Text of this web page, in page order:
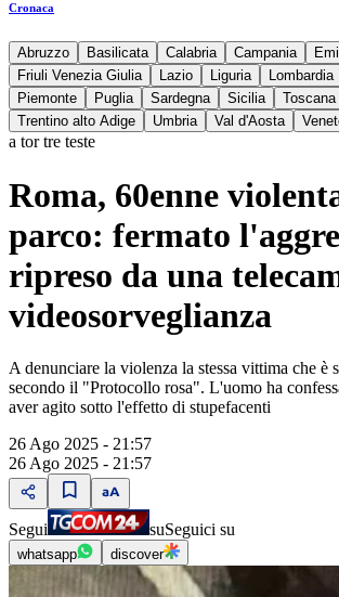
Cronaca
Abruzzo Basilicata Calabria Campania
Friuli Venezia Giulia
Lazio Liguria Lombardia
Piemonte
Puglia Sardegna Sicilia
Toscana
Trentino alto Adige
Umbria Val d'Aosta
a tor tre teste
Roma, 60enne
parco: fermato
ripreso da una
videosorveglianza
A denunciare la violenza la stessa vittima che è
secondo il "Protocollo rosa". L'uomo ha
aver agito sotto l'effetto di stupefacenti
26 Ago 2025 - 21:57
26 Ago 2025 - 21:57
Segui suSeguici su
whatsapp discover